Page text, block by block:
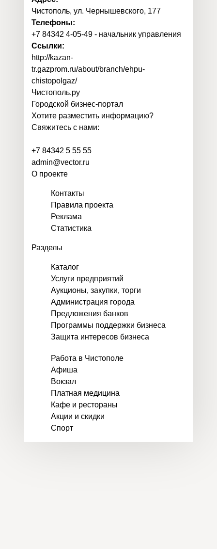
Чистополь, ул. Чернышевского, 177
Телефоны:
+7 84342 4-05-49 - начальник управления
Ссылки:
http://kazan-
tr.gazprom.ru/about/branch/ehpu-
chistopolgaz/
Чистополь.ру
Городской бизнес-портал
Хотите разместить информацию?
Свяжитесь с нами:
+7 84342 5 55 55
admin@vector.ru
О проекте
Контакты
Правила проекта
Реклама
Статистика
Разделы
Каталог
Услуги предприятий
Аукционы, закупки, торги
Администрация города
Предложения банков
Программы поддержки бизнеса
Защита интересов бизнеса
Работа в Чистополе
Афиша
Вокзал
Платная медицина
Кафе и рестораны
Акции и скидки
Спорт